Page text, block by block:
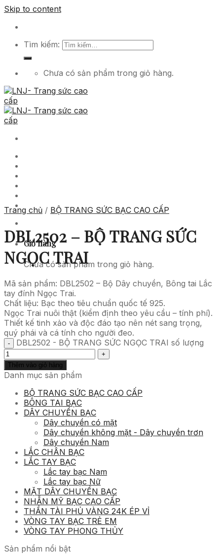
Skip to content
Tìm kiếm:
Chưa có sản phẩm trong giỏ hàng.
Liên hệ
Giỏ hàng
Chưa có sản phẩm trong giỏ hàng.
Trang chủ / BỘ TRANG SỨC BẠC CAO CẤP
DBL2502 – BỘ TRANG SỨC
NGỌC TRAI
Mã sản phẩm: DBL2502 – Bộ Dây chuyền, Bông tai Lắc
tay đính Ngọc Trai.
Chất liệu: Bạc theo tiêu chuẩn quốc tế 925.
Ngọc Trai nuôi thật (kiểm định theo yêu cầu – tính phí).
Thiết kế tinh xảo và độc đáo tạo nên nét sang trọng,
quý phái và cá tính cho người đeo.
DBL2502 - BỘ TRANG SỨC NGỌC TRAI số lượng
Thêm vào giỏ hàng
Danh mục sản phẩm
BỘ TRANG SỨC BẠC CAO CẤP
BÔNG TAI BẠC
DÂY CHUYỀN BẠC
Dây chuyền có mặt
Dây chuyền không mặt - Dây chuyền trơn
Dây chuyền Nam
LẮC CHÂN BẠC
LẮC TAY BẠC
Lắc tay bạc Nam
Lắc tay bạc Nữ
MẶT DÂY CHUYỀN BẠC
NHẪN MỸ BẠC CAO CẤP
THẦN TÀI PHỦ VÀNG 24K ÉP VỈ
VÒNG TAY BẠC TRẺ EM
VÒNG TAY PHONG THỦY
Sản phẩm nổi bật